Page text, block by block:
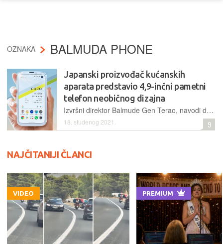
OZNAKA BALMUDA PHONE
Japanski proizvođač kućanskih
aparata predstavio 4,9-inčni pametni
telefon neobičnog dizajna
Izvršni direktor Balmude Gen Terao, navodi da su pametni telefoni u posljednje vrijeme postali preveliki, što ga je potaknulo da tvrtka izradi uređaj kompaktnih dimenzija
18. studenog 2021. 9
NAJČITANIJI ČLANCI
VIDEO PREMIUM